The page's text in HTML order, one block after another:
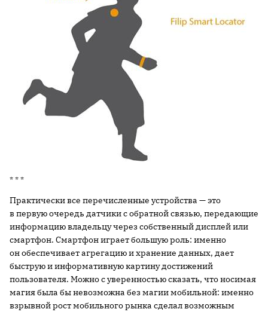
* * *
Практически все перечисленные устройства — это
в первую очередь датчики с обратной связью, передающие
информацию владельцу через собственный дисплей или
смартфон. Смартфон играет большую роль: именно
он обеспечивает агрегацию и хранение данных, дает
быструю и информативную картину достижений
пользователя. Можно с уверенностью сказать, что носимая
магия была бы невозможна без магии мобильной: именно
взрывной рост мобильного рынка сделал возможным